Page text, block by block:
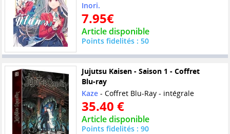
Inori.
7.95€
Article disponible
Points fidelités : 50
Jujutsu Kaisen - Saison 1 - Coffret
Blu-ray
Kaze- Coffret Blu-Ray - intégrale
35.40 €
Article disponible
Points fidelités : 90